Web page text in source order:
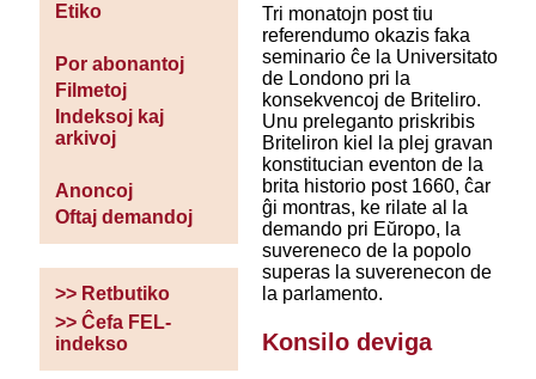
Etiko
Por abonantoj
Filmetoj
Indeksoj kaj
arkivoj
Anoncoj
Oftaj demandoj
>> Retbutiko
>> Ĉefa FEL-
indekso
Tri monatojn post tiu
referendumo okazis faka
seminario ĉe la Universitato
de Londono pri la
konsekvencoj de Briteliro.
Unu preleganto priskribis
Briteliron kiel la plej gravan
konstitucian eventon de la
brita historio post 1660, ĉar
ĝi montras, ke rilate al la
demando pri Eŭropo, la
suvereneco de la popolo
superas la suverenecon de
la parlamento.
Konsilo deviga